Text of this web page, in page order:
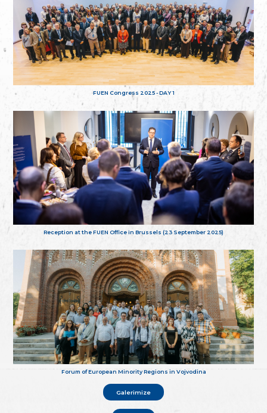
FUEN Congress 2025 - DAY 1
Reception at the FUEN Office in Brussels (23 September 2025)
Forum of European Minority Regions in Vojvodina
Galerimize